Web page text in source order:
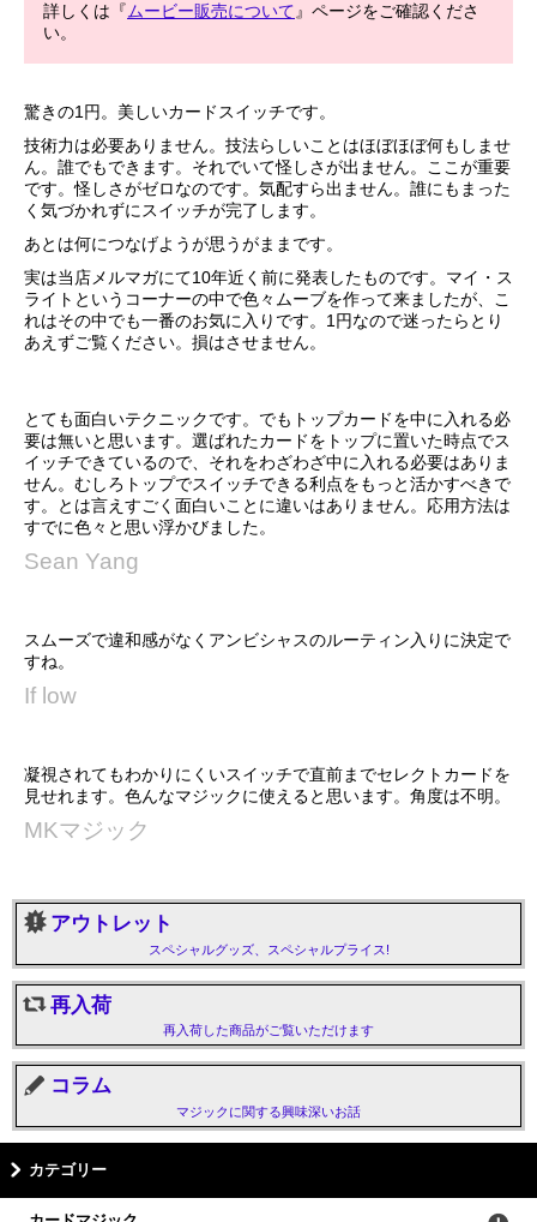
詳しくは『 ムービー販売について 』ページをご確認くださ
い。
驚きの1円。美しいカードスイッチです。
技術力は必要ありません。技法らしいことはほぼほぼ何もしませ
ん。誰でもできます。それでいて怪しさが出ません。ここが重要
です。怪しさがゼロなのです。気配すら出ません。誰にもまった
く気づかれずにスイッチが完了します。
あとは何につなげようが思うがままです。
実は当店メルマガにて10年近く前に発表したものです。マイ・ス
ライトというコーナーの中で色々ムーブを作って来ましたが、こ
れはその中でも一番のお気に入りです。1円なので迷ったらとり
あえずご覧ください。損はさせません。
とても面白いテクニックです。でもトップカードを中に入れる必
要は無いと思います。選ばれたカードをトップに置いた時点でス
イッチできているので、それをわざわざ中に入れる必要はありま
せん。むしろトップでスイッチできる利点をもっと活かすべきで
す。とは言えすごく面白いことに違いはありません。応用方法は
すでに色々と思い浮かびました。
Sean Yang
スムーズで違和感がなくアンビシャスのルーティン入りに決定で
すね。
If low
凝視されてもわかりにくいスイッチで直前までセレクトカードを
見せれます。色んなマジックに使えると思います。角度は不明。
MKマジック
アウトレット
スペシャルグッズ、スペシャルプライス!
再入荷
再入荷した商品がご覧いただけます
コラム
マジックに関する興味深いお話
カテゴリー